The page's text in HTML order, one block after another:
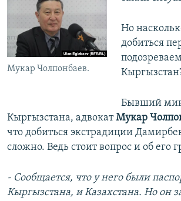
Мукар Чолпонбаев.
Но
добиться
Бывший
Кыргызстана, адвокатМукар
что добиться экстрадиции
сложно. Ведь стоит вопрос и об его
- Сообщается, что у него были
Кыргызстана, и Казахстана. Но он